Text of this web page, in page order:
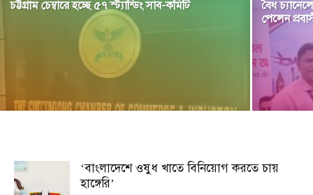
চট্টগ্রাম চেম্বারে হচ্ছে ৫৭ স্ট্যান্ডিং সাব-কমিটি
বৈধ
পেলেন
‘বাংলাদেশে ওষুধ খাতে বিনিয়োগ করতে চায়
হাঙ্গেরি’